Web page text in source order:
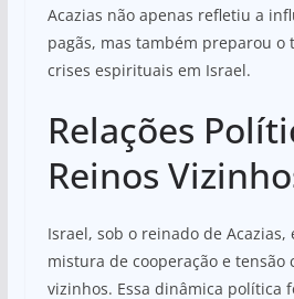
Acazias não apenas refletiu a
pagãs, mas também preparou
crises espirituais em Israel.
Relações
Reinos
Israel, sob o reinado de
mistura de cooperação e tensão
vizinhos. Essa dinâmica política